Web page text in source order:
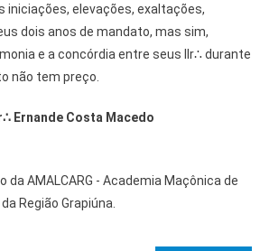
iniciações, elevações, exaltações,
dois anos de mandato, mas sim,
e a concórdia entre seus IIr∴ durante
não tem preço.
Ernande Costa Macedo
AMALCARG - Academia Maçônica de
Região Grapiúna.